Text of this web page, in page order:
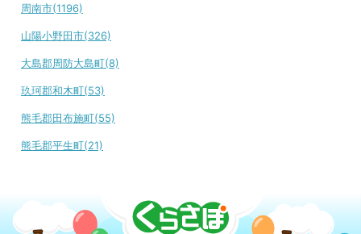
周南市(1196)
山陽小野田市(326)
大島郡周防大島町(8)
玖珂郡和木町(53)
熊毛郡田布施町(55)
熊毛郡平生町(21)